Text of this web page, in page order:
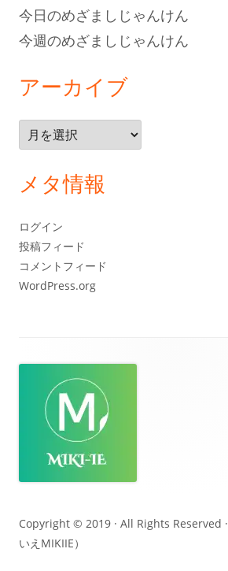
今日のめざましじゃんけん
今週のめざましじゃんけん
アーカイブ
ー
イ
メタ情報
ログイン
投稿フィード
コメントフィード
WordPress.org
テ
ン
Copyright © 2019 · All Rights Reserved ·
いえMIKIIE）